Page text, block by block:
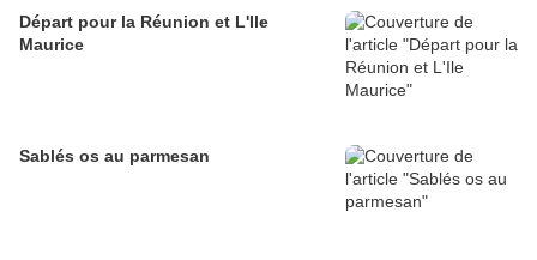
Départ pour la Réunion et L'Ile
Maurice
Sablés os au parmesan